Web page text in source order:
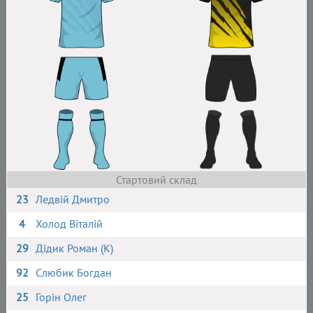
Стартовий склад
23 Ледвій Дмитро
4
Холод Віталій
29 Дідик Роман (К)
92 Слюбик Богдан
25 Горін Олег